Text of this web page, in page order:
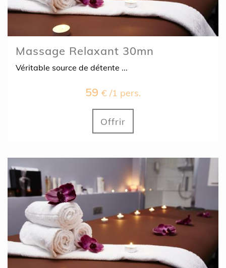
Massage Relaxant 30mn
Véritable source de détente ...
59 € /1 pers.
Offrir